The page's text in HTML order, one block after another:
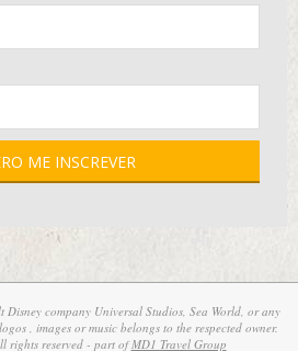
company Universal Studios, Sea World, or any
, images or music belongs to the respected owner.
rights reserved - part ofMD1 Travel Group